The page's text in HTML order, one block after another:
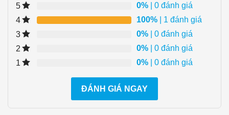
5 0% | 0 đánh giá
4
100% | 1 đánh giá
3
0% | 0 đánh giá
2
0% | 0 đánh giá
1
0% | 0 đánh giá
ĐÁNH GIÁ NGAY